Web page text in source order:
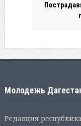
Молодежь
Редакция